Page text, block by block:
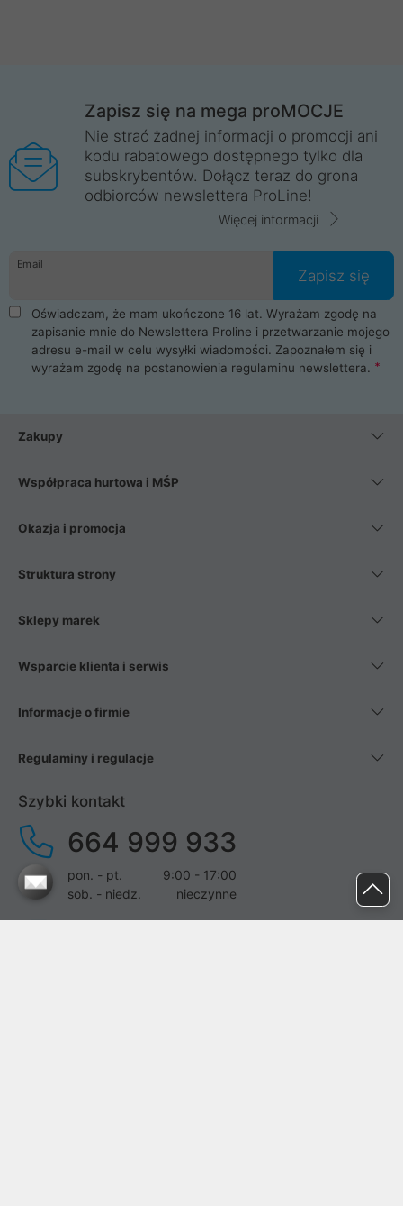
Zapisz się na mega proMOCJE
Nie strać żadnej informacji o promocji ani
kodu rabatowego dostępnego tylko dla
subskrybentów. Dołącz teraz do grona
odbiorców newslettera ProLine!
Więcej informacji
Email
Zapisz się
Oświadczam, że mam ukończone 16 lat. Wyrażam zgodę na
zapisanie mnie do Newslettera Proline i przetwarzanie mojego
adresu e-mail w celu wysyłki wiadomości. Zapoznałem się i
wyrażam zgodę na postanowienia regulaminu newslettera.
Zakupy
Współpraca hurtowa i MŚP
Okazja i promocja
Struktura strony
Sklepy marek
Wsparcie klienta i serwis
Informacje o firmie
Regulaminy i regulacje
Szybki kontakt
664 999 933
pon. - pt.
9:00 - 17:00
sob. - niedz.
nieczynne